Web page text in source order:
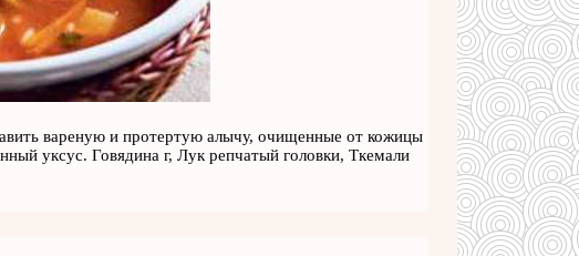
вареную и протертую алычу, очищенные от кожицы
уксус. Говядина г, Лук репчатый головки, Ткемали